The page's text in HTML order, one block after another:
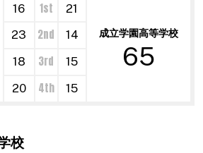
16 1st
21
成立学園高等学校
65
23 2nd
14
18
3rd
15
20
4th 15
校